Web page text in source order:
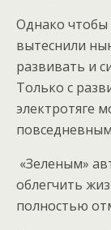
Однако чтобы
вытеснили
развивать и
Только с
электротяге
«Зеленым»
облегчить
полностью